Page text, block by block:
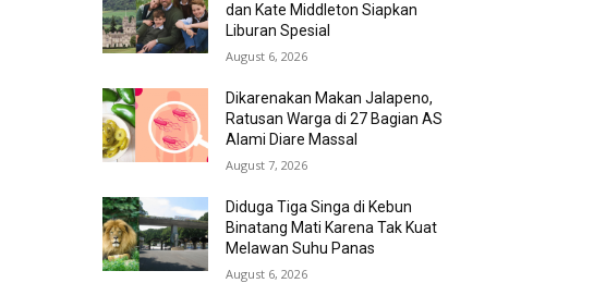
dan Kate Middleton Siapkan
Liburan Spesial
August 6, 2026
Dikarenakan Makan Jalapeno,
Ratusan Warga di 27 Bagian AS
Alami Diare Massal
August 7, 2026
Diduga Tiga Singa di Kebun
Binatang Mati Karena Tak Kuat
Melawan Suhu Panas
August 6, 2026